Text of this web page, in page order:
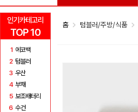
인기카테고리
TOP 10
1 에코백
2 텀블러
3 우산
4 부채
5 보조배터리
6 수건
홈 텀블러/주방/식품